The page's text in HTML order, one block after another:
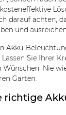
darauf achten,
und
Akku-
Lassen Sie Ihrer
Wünschen. Nie
Garten.
richtige